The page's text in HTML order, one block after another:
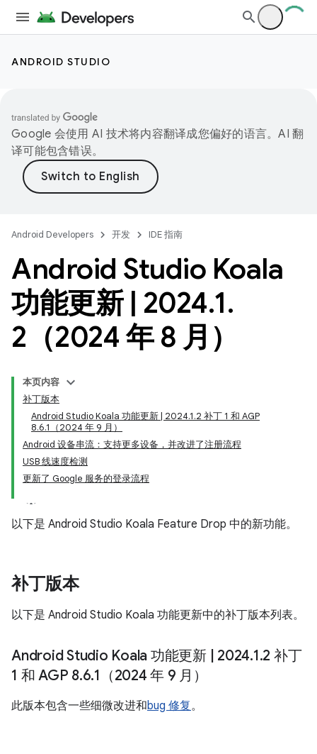
ANDROID STUDIO
Google 会使用 AI 技术将内容翻译成您偏好的语言。AI 翻
译可能包含错误。
Android Developers 开发 IDE 指南
Android Studio Koala
功能更新 | 2024.1.
2（2024 年 8 月）
本页内容
补丁版本
Android Studio Koala 功能更新 | 2024.1.2 补丁 1 和 AGP
8.6.1（2024 年 9 月）
Android 设备串流：支持更多设备，并改进了注册流程
USB 线速度检测
更新了 Google 服务的登录流程
以下是 Android Studio Koala Feature Drop 中的新功能。
补丁版本
以下是 Android Studio Koala 功能更新中的补丁版本列表。
Android Studio Koala 功能更新 2024.1.2 补丁
1 和 AGP 8.6.1（2024 年 9 月）
此版本包含一些细微改进和bug 修复。